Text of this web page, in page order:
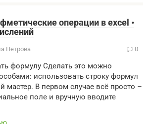
операции в excel •
Петрова 0
формулу Сделать это можно
использовать строку формул
мастер. В первом случае всё просто –
поле и вручную вводите